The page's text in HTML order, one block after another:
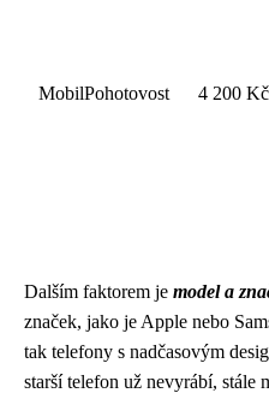
MobilPohotovost 4 200 Kč
Dalším faktorem je model a
značek, jako je Apple nebo
tak telefony s nadčasovým
starší telefon už nevyrábí, stále